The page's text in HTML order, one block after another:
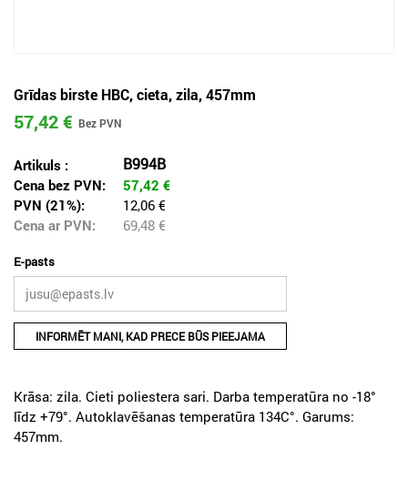
Grīdas birste HBC, cieta, zila, 457mm
57,42 €
Artikuls : B994B
Cena bez PVN: 57,42 €
PVN (21%):
12,06 €
Cena ar PVN:
69,48 €
E-pasts
INFORMĒT MANI, KAD PRECE BŪS PIEEJAMA
Krāsa: zila. Cieti poliestera sari. Darba temperatūra no -18°
līdz +79°. Autoklavēšanas temperatūra 134C°. Garums:
457mm.